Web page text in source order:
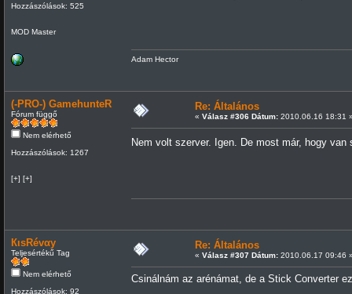
Hozzászólások: 525
MOD Master
Adam Hector
(-PRO-) GamehunteR
Fórum függő
Nem elérhető
Hozzászólások: 1267
[+] [+]
Re: Általános
« Válasz #306 Dátum:2010.06.16 18:31
Nem volt szerver. Igen. De most már, hogy
КιsRévαy
Teljesértékű Tag
Nem elérhető
Hozzászólások: 92
Re: Általános
« Válasz #307 Dátum:2010.06.17 09:46
Csinálnám az arénámat, de a Stick Converter